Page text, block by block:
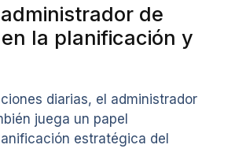
de
la planificación y
diarias, el administrador
juega un papel
estratégica del